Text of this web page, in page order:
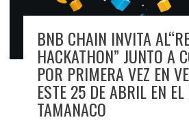
BNB CHAIN INVITA
HACKATHON” JUNTO A
POR PRIMERA VEZ EN
ESTE 25 DE ABRIL EN
TAMANACO